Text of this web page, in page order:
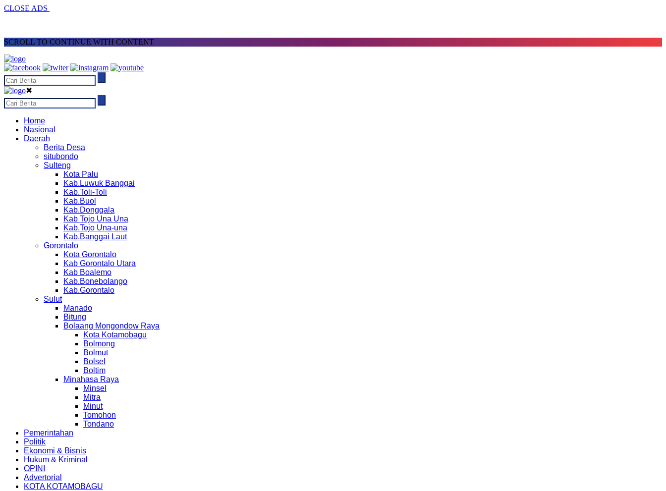
CLOSE ADS
SCROLL TO CONTINUE WITH CONTENT
✖
Home
Nasional
Daerah
Berita Desa
situbondo
Sulteng
Kota Palu
Kab.Luwuk Banggai
Kab.Toli-Toli
Kab.Buol
Kab.Donggala
Kab Tojo Una Una
Kab.Tojo Una-una
Kab.Banggai Laut
Gorontalo
Kota Gorontalo
Kab Gorontalo Utara
Kab Boalemo
Kab.Bonebolango
Kab.Gorontalo
Sulut
Manado
Bitung
Bolaang Mongondow Raya
Kota Kotamobagu
Bolmong
Bolmut
Bolsel
Boltim
Minahasa Raya
Minsel
Mitra
Minut
Tomohon
Tondano
Pemerintahan
Politik
Ekonomi & Bisnis
Hukum & Kriminal
OPINI
Advertorial
KOTA KOTAMOBAGU